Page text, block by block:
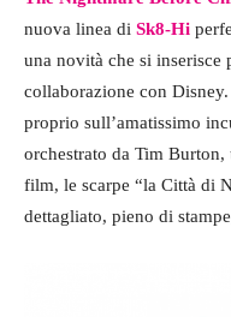
nuova linea di Sk8-Hi
una novità che si inserisce
collaborazione con
proprio sull’amatissimo
orchestrato da Tim
film, le scarpe “la Città di
dettagliato, pieno di